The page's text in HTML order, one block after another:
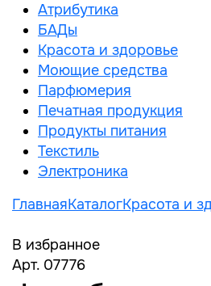
Атрибутика
БАДы
Красота и здоровье
Моющие средства
Парфюмерия
Печатная продукция
Продукты питания
Текстиль
Электроника
ГлавнаяКаталогКрасота и
В избранное
Арт. 07776